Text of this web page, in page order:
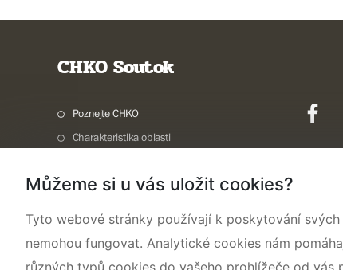
CHKO Soutok
Poznejte CHKO
Charakteristika oblasti
Potřebuji vyřídit
Můžeme si u vás uložit cookies?
Tyto webové stránky používají k poskytování
nemohou fungovat. Analytické cookies nám
různých typů cookies do vašeho prohlížeče od vás